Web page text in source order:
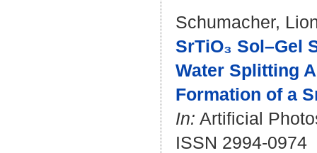
Schumacher,
SrTiO₃ Sol–Gel
Water Splitting
Formation of a
In: Artificial
ISSN 2994-0974